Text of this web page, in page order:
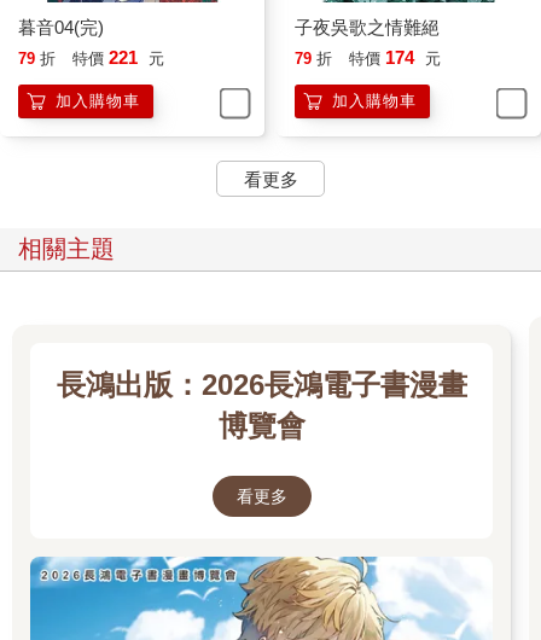
暮音04(完)
79 折 特價 221 元
加入購物車
子夜吳歌之情難絕
79 折 特價 174 元
加入購物車
看更多
相關主題
長鴻出版：2026長鴻電子書漫畫
博覽會
看更多